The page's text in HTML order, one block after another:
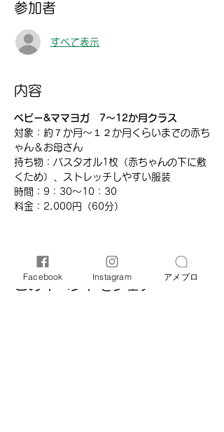
参加者
すべて表示
内容
ベビー&ママヨガ　7～12か月クラス
対象：約７か月～１２か月くらいまでの赤ち
ゃん＆お母さん
持ち物：バスタオル1枚（赤ちゃんの下に敷
くため）、ストレッチしやすい服装
時間：​9：30～10：30
​料金：2,000円（60分）​
このイベントをシェア
Facebook Instagram アメブロ